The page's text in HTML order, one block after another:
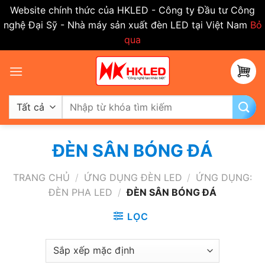
Website chính thức của HKLED - Công ty Đầu tư Công
nghệ Đại Sỹ - Nhà máy sản xuất đèn LED tại Việt Nam Bỏ
qua
qua
dung
Tìm
kiếm:
ĐÈN SÂN BÓNG ĐÁ
TRANG CHỦ / ỨNG DỤNG ĐÈN LED / ỨNG DỤNG:
ĐÈN PHA LED / ĐÈN SÂN BÓNG ĐÁ
LỌC